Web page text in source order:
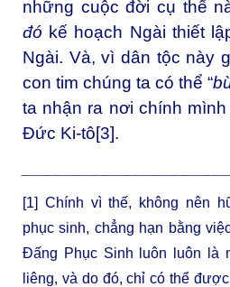
những cuộc đời cụ thể
đó kế hoạch Ngài thiết
Ngài. Và, vì dân tộc này
con tim chúng ta có thể “
ta nhận ra nơi chính
Đức Ki-tô[3].
[1] Chính vì thế, không nên
phục sinh, chẳng hạn bằng
Đấng Phục Sinh luôn luôn là
liêng, và do đó, chỉ có thể